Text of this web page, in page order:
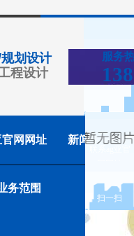
划设计
程设计
服务
官网网址
务范围
新闻中心
扫一扫